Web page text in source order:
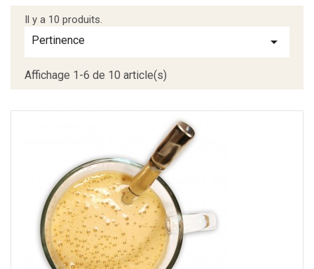
Il y a 10 produits.
Pertinence 
Affichage 1-6 de 10 article(s)